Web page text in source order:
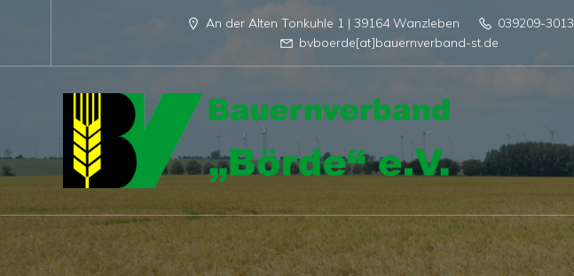
An der Alten Tonkuhle 1 | 39164 Wanzleben
039209-3013
bvboerde[at]bauernverband-st.de